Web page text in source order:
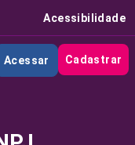
Acessibilidade
Acessar Cadastrar